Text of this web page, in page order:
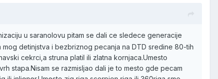
u saranolovu pitam se dali ce sledece generacije
detinjstva i bezbriznog pecanja na DTD sredine 80-tih
cekrci,a struna platil ili zlatna kornjaca.Umesto
stapa.Nisam se razmisljao dali je to mesto gde pecam